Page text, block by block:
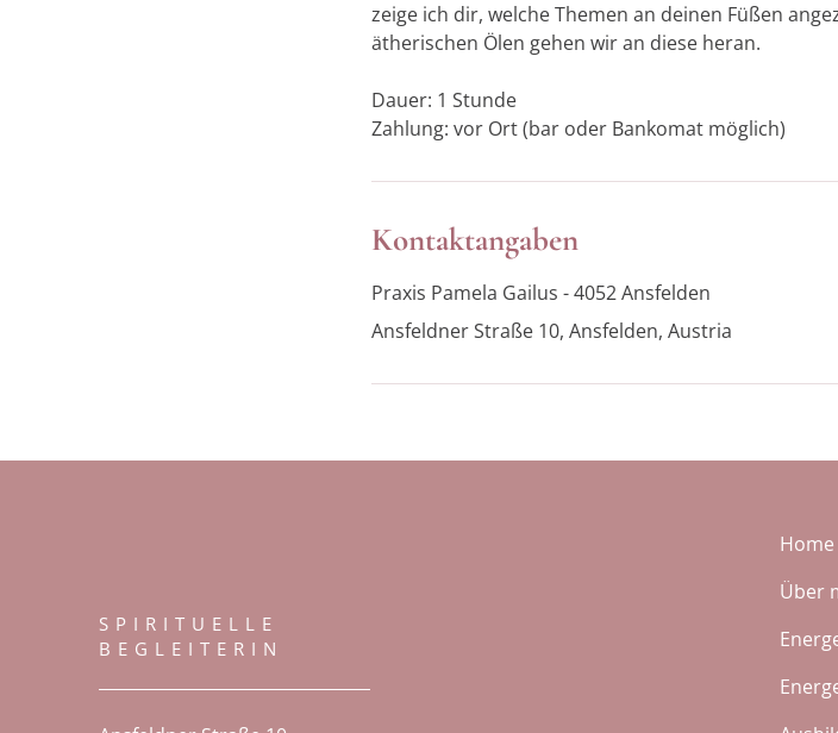
zeige ich dir, welche Themen an deinen Füßen
ätherischen Ölen gehen wir an diese heran.
Dauer: 1 Stunde
Zahlung: vor Ort (bar oder Bankomat möglich)
Kontaktangaben
Praxis Pamela Gailus - 4052 Ansfelden
Ansfeldner Straße 10, Ansfelden, Austria
SPIRITUELLE
BEGLEITERIN
Home
Über